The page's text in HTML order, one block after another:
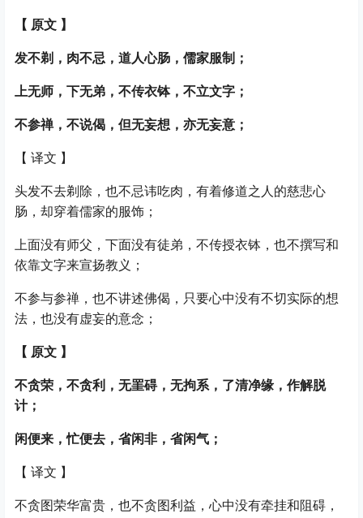
【 原文 】
发不剃，肉不忌，道人心肠，儒家服制；
上无师，下无弟，不传衣钵，不立文字；
不参禅，不说偈，但无妄想，亦无妄意；
【 译文 】
头发不去剃除，也不忌讳吃肉，有着修道之人的慈悲心
肠，却穿着儒家的服饰；
上面没有师父，下面没有徒弟，不传授衣钵，也不撰写和
依靠文字来宣扬教义；
不参与参禅，也不讲述佛偈，只要心中没有不切实际的想
法，也没有虚妄的意念；
【 原文 】
不贪荣，不贪利，无罣碍，无拘系，了清净缘，作解脱
计；
闲便来，忙便去，省闲非，省闲气；
【 译文 】
不贪图荣华富贵，也不贪图利益，心中没有牵挂和阻碍，